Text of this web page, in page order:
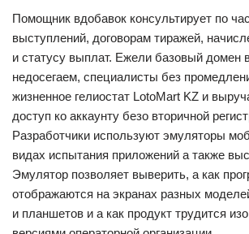
Помощник вдобавок консультирует по
выступлений, договорам тиражей,
и статусу выплат. Ежели базовый домен
недосегаем, специалисты без
жизненное гелиостат LotoMart KZ и
доступ ко аккаунту безо вторичной
Разработчики используют эмуляторы
видах испытания приложений а также
Эмулятор позволяет выверить, а как
отображаются на экранах разных
и планшетов и а как продукт трудится